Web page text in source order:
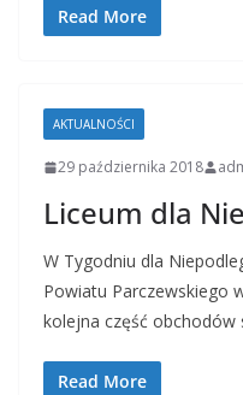
Read More
AKTUALNOŚCI
29 października 2018
Liceum dla
W Tygodniu dla
Powiatu Parczewskiego
kolejna część obchodów
Read More